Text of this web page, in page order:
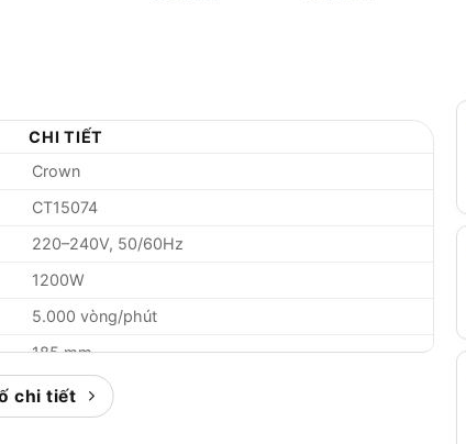
CHI TIẾT
Crown
CT15074
220–240V, 50/60Hz
1200W
5.000 vòng/phút
185 mm
62.5 mm
chi tiết